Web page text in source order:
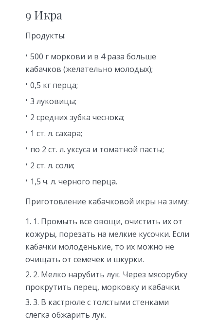
9 Икра
Продукты:
500 г моркови и в 4 раза больше
кабачков (желательно молодых);
0,5 кг перца;
3 луковицы;
2 средних зубка чеснока;
1 ст. л. сахара;
по 2 ст. л. уксуса и томатной пасты;
2 ст. л. соли;
1,5 ч. л. черного перца.
Приготовление кабачковой икры на зиму:
1. Промыть все овощи, очистить их от
кожуры, порезать на мелкие кусочки. Если
кабачки молоденькие, то их можно не
очищать от семечек и шкурки.
2. Мелко нарубить лук. Через мясорубку
прокрутить перец, морковку и кабачки.
3. В кастрюле с толстыми стенками
слегка обжарить лук.